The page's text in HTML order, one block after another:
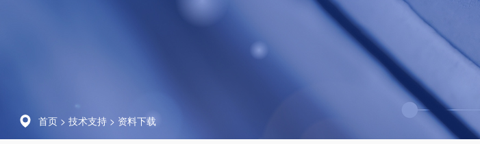
首页 > 技术支持 > 资料下载